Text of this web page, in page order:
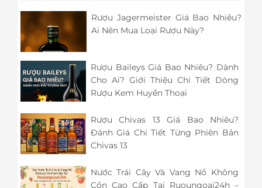
Rượu Jagermeister Giá Bao Nhiêu?
Ai Nên Mua Loại Rượu Này?
Rượu Baileys Giá Bao Nhiêu? Dành
Cho Ai? Giới Thiệu Chi Tiết Dòng
Rượu Kem Huyền Thoại
Rượu Chivas 13 Giá Bao Nhiêu?
Đánh Giá Chi Tiết Từng Phiên Bản
Chivas 13
Nước Trái Cây Và Vang Nổ Không
Cồn Cao Cấp Tại Ruoungoai24h –